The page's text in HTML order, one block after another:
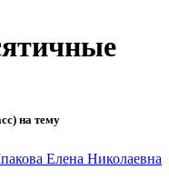
на тему
Елена Николаевна